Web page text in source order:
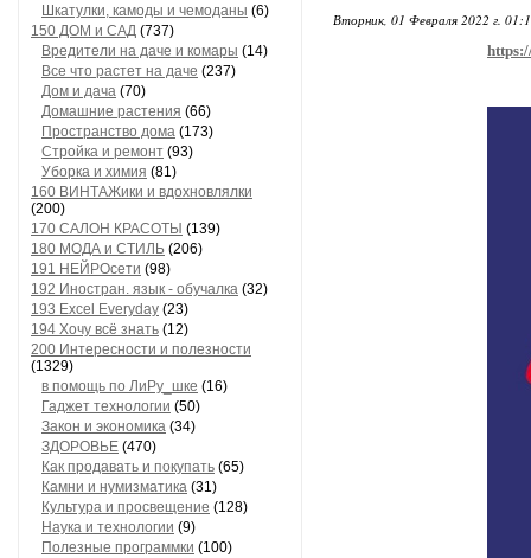
Шкатулки, камоды и чемоданы (6)
150 ДОМ и САД (737)
Вредители на даче и комары (14)
Все что растет на даче (237)
Дом и дача (70)
Домашние растения (66)
Пространство дома (173)
Стройка и ремонт (93)
Уборка и химия (81)
160 ВИНТАЖики и вдохновлялки
(200)
170 САЛОН КРАСОТЫ (139)
180 МОДА и СТИЛЬ (206)
191 НЕЙРОсети (98)
192 Иностран. язык - обучалка (32)
193 Excel Everyday (23)
194 Хочу всё знать (12)
200 Интересности и полезности
(1329)
в помощь по ЛиРу_шке (16)
Гаджет технологии (50)
Закон и экономика (34)
ЗДОРОВЬЕ (470)
Как продавать и покупать (65)
Камни и нумизматика (31)
Культура и просвещение (128)
Наука и технологии (9)
Полезные программки (100)
Вторник, 01 Февраля 2022 г.